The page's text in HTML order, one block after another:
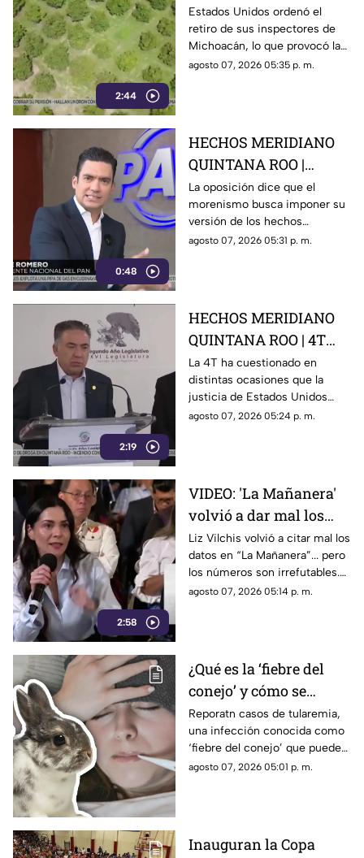
2:44
E.E.U.U retira a sus
inspectores en
Michoacán y provocá
la suspensión de
Estados Unidos ordenó el
retiro de sus inspectores de
Michoacán, lo que provocó la
suspensión de las
agosto 07, 2026 05:35 p. m.
0:48
HECHOS MERIDIANO
QUINTANA ROO |
Oposición señala que el
morenismo quiere
imponer su versión de
los hechos usando la
La oposición dice que el
morenismo busca imponer su
versión de los hechos
mediante la censura, callar los
agosto 07, 2026 05:31 p. m.
2:19
HECHOS MERIDIANO
QUINTANA ROO | 4T
sigue cuestionando los
señalamientos de
E.E.U.U contra
narc0polít1c0s como
La 4T ha cuestionado en
distintas ocasiones que la
justicia de Estados Unidos
proceda contra presuntos
Rocha Moya, Enrique Inzunza y
otros funcionarios morenistas.
agosto 07, 2026 05:24 p. m.
2:58
VIDEO: 'La Mañanera'
volvió a dar mal los
datos: TV Azteca es el
medio tradicional con
mayor alcance y
credibilidad de México
Liz Vilchis volvió a citar mal los
datos en “La Mañanera”... pero
los números son irrefutables.
El estudio internacional de
evidencia, nadie puede.
agosto 07, 2026 05:14 p. m.
¿Qué es la ‘fiebre del
conejo’ y cómo se
contagia? Reportan
casos de tularemia y
genera alerta en la
población
Reporatn casos de tularemia,
una infección conocida como
‘fiebre del conejo’ que puede
resultar muy grave. Te
agosto 07, 2026 05:01 p. m.
Inauguran la Copa